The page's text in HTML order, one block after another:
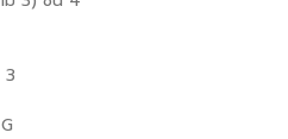
3